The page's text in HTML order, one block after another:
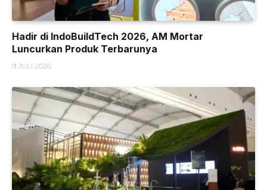
Hadir di IndoBuildTech 2026, AM Mortar
Luncurkan Produk Terbarunya
9 JULI 2026